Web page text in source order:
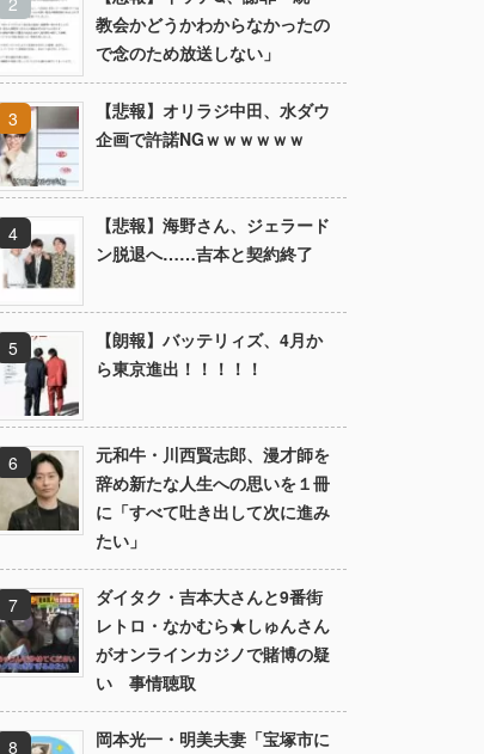
教会かどうかわからなかったの
で念のため放送しない」
【悲報】オリラジ中田、水ダウ
企画で許諾NGｗｗｗｗｗｗ
【悲報】海野さん、ジェラード
ン脱退へ……吉本と契約終了
【朗報】バッテリィズ、4月か
ら東京進出！！！！！
元和牛・川西賢志郎、漫才師を
辞め新たな人生への思いを１冊
に「すべて吐き出して次に進み
たい」
ダイタク・吉本大さんと9番街
レトロ・なかむら★しゅんさん
がオンラインカジノで賭博の疑
い 事情聴取
岡本光一・明美夫妻「宝塚市に